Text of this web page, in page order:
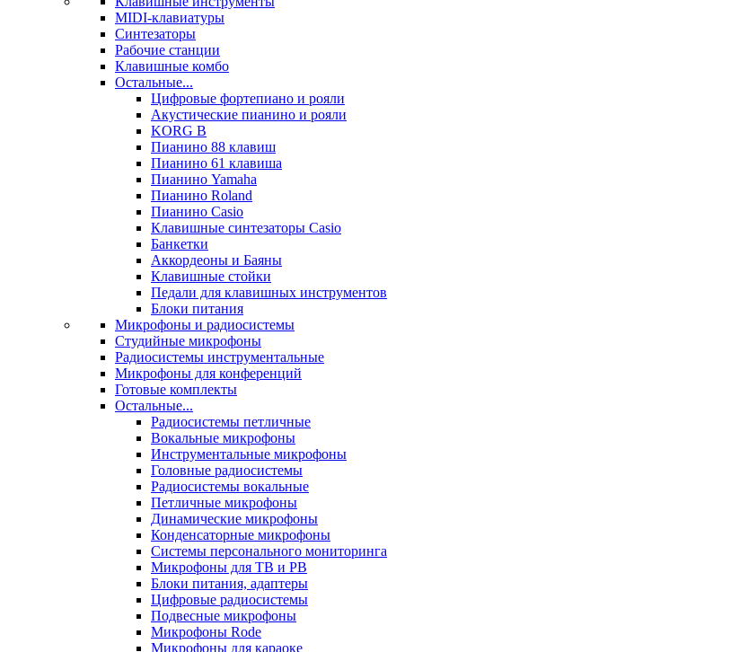
MIDI-клавиатуры
Синтезаторы
Рабочие станции
Клавишные комбо
Остальные...
Цифровые фортепиано и рояли
Акустические пианино и рояли
KORG B
Пианино 88 клавиш
Пианино 61 клавиша
Пианино Yamaha
Пианино Roland
Пианино Casio
Клавишные синтезаторы Casio
Банкетки
Аккордеоны и Баяны
Клавишные стойки
Педали для клавишных инструментов
Блоки питания
Микрофоны и радиосистемы
Студийные микрофоны
Радиосистемы инструментальные
Микрофоны для конференций
Готовые комплекты
Остальные...
Радиосистемы петличные
Вокальные микрофоны
Инструментальные микрофоны
Головные радиосистемы
Радиосистемы вокальные
Петличные микрофоны
Динамические микрофоны
Конденсаторные микрофоны
Системы персонального мониторинга
Микрофоны для ТВ и РВ
Блоки питания, адаптеры
Цифровые радиосистемы
Подвесные микрофоны
Микрофоны Rode
Микрофоны для караоке